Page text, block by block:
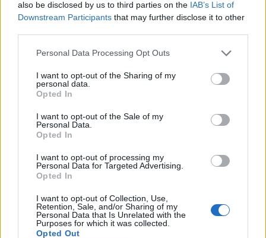
also be disclosed by us to third parties on the IAB’s List of
Downstream Participants that may further disclose it to other
Personal Data Processing Opt Outs
I want to opt-out of the Sharing of my
personal data.
Opted In
I want to opt-out of the Sale of my
Personal Data.
Opted In
I want to opt-out of processing my
Personal Data for Targeted Advertising.
Opted In
I want to opt-out of Collection, Use,
Retention, Sale, and/or Sharing of my
Personal Data that Is Unrelated with the
Purposes for which it was collected.
Opted Out